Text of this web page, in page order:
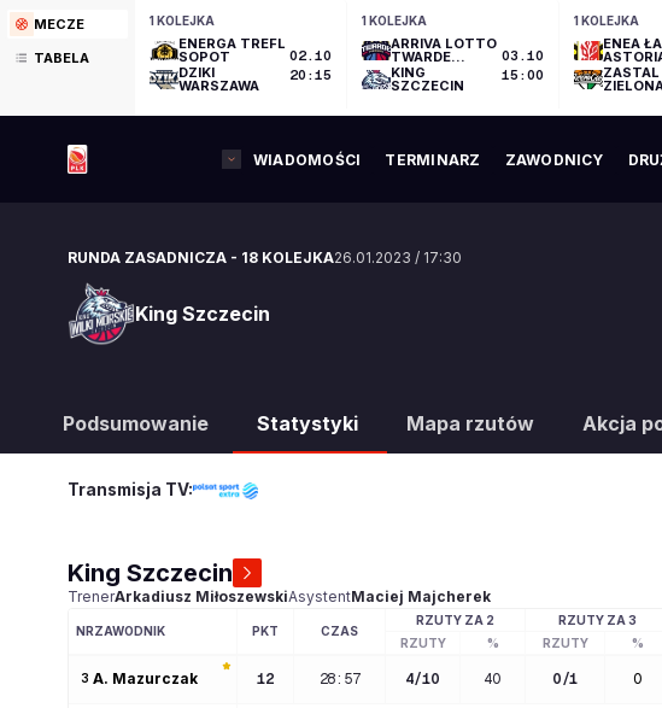
MECZE
TABELA
1 KOLEJKA
ENERGA TREFL
SOPOT
DZIKI
WARSZAWA
02.10
20:15
1 KOLEJKA
ARRIVA LOTTO
TWARDE
PIERNIKI
TORUŃ
KING
SZCZECIN
03.10
15:00
1 KOLEJKA
ENEA
ZASTAL
WIADOMOŚCI TERMINARZ ZAWODNICY
RUNDA ZASADNICZA - 18 KOLEJKA26.01.2023 / 17:30
King Szczecin
Podsumowanie Statystyki Mapa rzutów Akcja
Transmisja TV:
King Szczecin
TrenerArkadiusz MiłoszewskiAsystentMaciej Majcherek
NRZAWODNIK PKT CZAS
RZUTY ZA 2 RZUTY ZA 3
RZUTY
% RZUTY %
3 A. Mazurczak 12 28:57 4/10 40 0 /1 0